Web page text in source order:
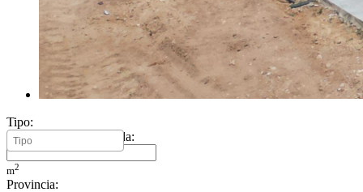
Tipo:
Mínimo metros vivienda:
m2
Provincia: